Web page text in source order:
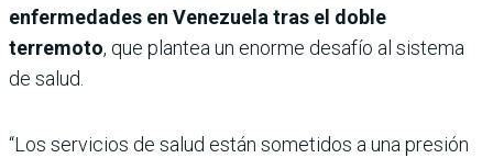
enfermedades en Venezuela tras el doble
terremoto, que plantea un enorme desafío al sistema
de salud.
“Los servicios de salud están sometidos a una presión